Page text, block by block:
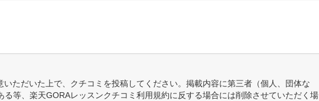
いただいた上で、クチコミを投稿してください。掲載内容に第三者（個人、団体な
る等、楽天GORAレッスンクチコミ利用規約に反する場合には削除させていただく場